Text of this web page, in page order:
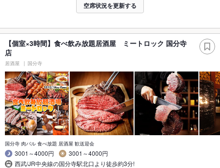
空席状況を更新する
【個室×3時間】食べ飲み放題居酒屋 ミートロック 国分寺
店
居酒屋 国分寺
国分寺 肉バル 食べ放題 居酒屋 歓送迎会
3001～4000円
3001～4000円
西武/JR中央線の国分寺駅北口より徒歩約3分!